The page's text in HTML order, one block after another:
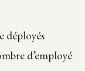
déployés
d’employé